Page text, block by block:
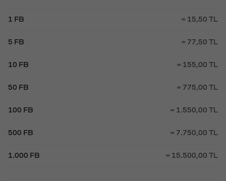
1 FB = 15,50 TL
5 FB = 77,50 TL
10 FB = 155,00 TL
50 FB = 775,00 TL
100 FB = 1.550,00 TL
500 FB = 7.750,00 TL
1.000 FB = 15.500,00 TL